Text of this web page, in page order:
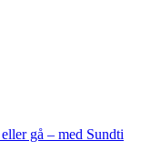
gå – med Sundti